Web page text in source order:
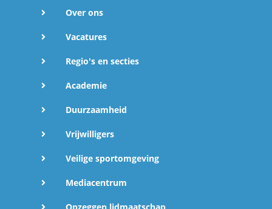
Over ons
Vacatures
Regio's en secties
Academie
Duurzaamheid
Vrijwilligers
Veilige sportomgeving
Mediacentrum